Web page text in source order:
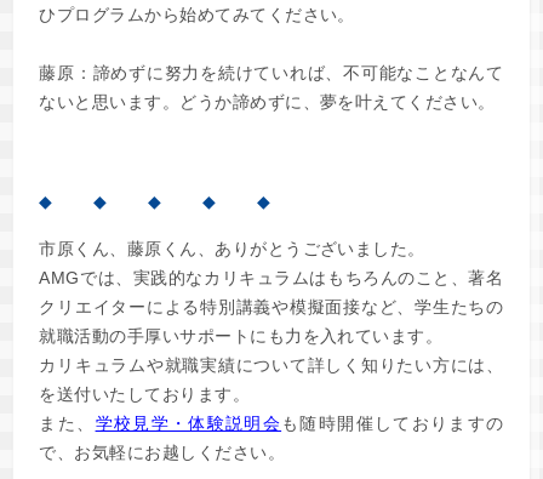
ひプログラムから始めてみてください。
藤原：諦めずに努力を続けていれば、不可能なことなんて
ないと思います。どうか諦めずに、夢を叶えてください。
◆ ◆ ◆ ◆ ◆
市原くん、藤原くん、ありがとうございました。
AMGでは、実践的なカリキュラムはもちろんのこと、著名
クリエイターによる特別講義や模擬面接など、学生たちの
就職活動の手厚いサポートにも力を入れています。
カリキュラムや就職実績について詳しく知りたい方には、
を送付いたしております。
また、 学校見学・体験説明会も随時開催しておりますの
で、お気軽にお越しください。